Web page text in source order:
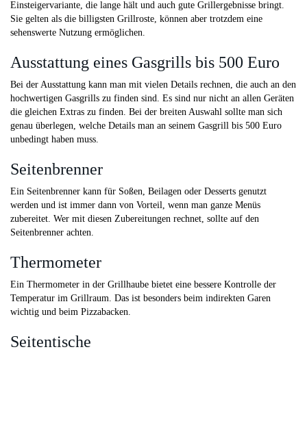
Einsteigervariante, die lange hält und auch gute Grillergebnisse bringt.
Sie gelten als die billigsten Grillroste, können aber trotzdem eine
sehenswerte Nutzung ermöglichen.
Ausstattung eines Gasgrills bis 500 Euro
Bei der Ausstattung kann man mit vielen Details rechnen, die auch an den
hochwertigen Gasgrills zu finden sind. Es sind nur nicht an allen Geräten
die gleichen Extras zu finden. Bei der breiten Auswahl sollte man sich
genau überlegen, welche Details man an seinem Gasgrill bis 500 Euro
unbedingt haben muss.
Seitenbrenner
Ein Seitenbrenner kann für Soßen, Beilagen oder Desserts genutzt
werden und ist immer dann von Vorteil, wenn man ganze Menüs
zubereitet. Wer mit diesen Zubereitungen rechnet, sollte auf den
Seitenbrenner achten.
Thermometer
Ein Thermometer in der Grillhaube bietet eine bessere Kontrolle der
Temperatur im Grillraum. Das ist besonders beim indirekten Garen
wichtig und beim Pizzabacken.
Seitentische